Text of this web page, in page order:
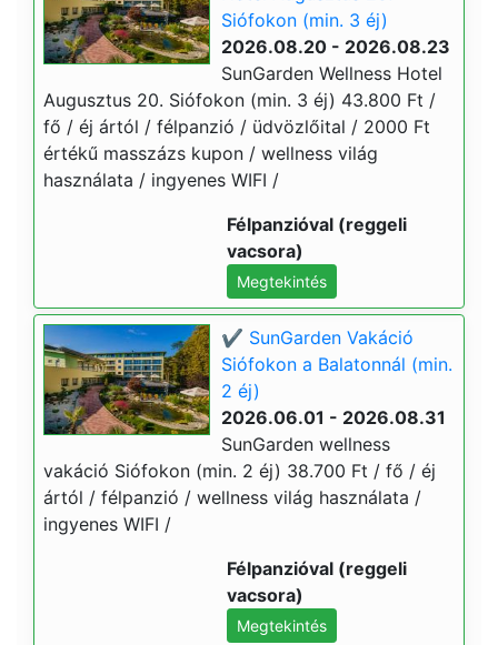
Siófokon (min. 3 éj)
2026.08.20 - 2026.08.23
SunGarden Wellness Hotel
Augusztus 20. Siófokon (min. 3 éj) 43.800 Ft /
fő / éj ártól / félpanzió / üdvözlőital / 2000 Ft
értékű masszázs kupon / wellness világ
használata / ingyenes WIFI /
Félpanzióval (reggeli
vacsora)
Megtekintés
✔️ SunGarden Vakáció
Siófokon a Balatonnál (min.
2 éj)
2026.06.01 - 2026.08.31
SunGarden wellness
vakáció Siófokon (min. 2 éj) 38.700 Ft / fő / éj
ártól / félpanzió / wellness világ használata /
ingyenes WIFI /
Félpanzióval (reggeli
vacsora)
Megtekintés